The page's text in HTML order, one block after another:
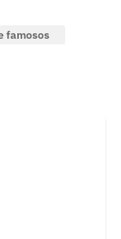
famosos